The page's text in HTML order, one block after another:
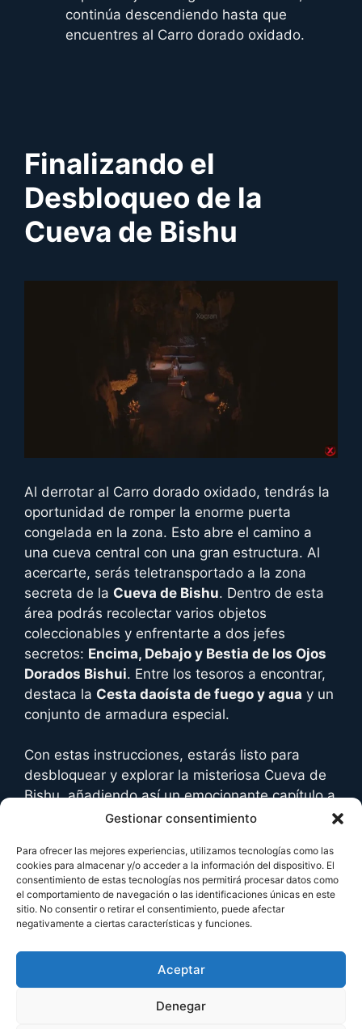
Gestionar consentimiento
Para ofrecer las mejores experiencias, utilizamos tecnologías como las
cookies para almacenar y/o acceder a la información del dispositivo. El
consentimiento de estas tecnologías nos permitirá procesar datos como
el comportamiento de navegación o las identificaciones únicas en este
sitio. No consentir o retirar el consentimiento, puede afectar
negativamente a ciertas características y funciones.
Aceptar
Denegar
continúa descendiendo hasta que
encuentres al Carro dorado oxidado.
Finalizando el
Desbloqueo de la
Cueva de Bishu
Al derrotar al Carro dorado oxidado, tendrás la
oportunidad de romper la enorme puerta
congelada en la zona. Esto abre el camino a
una cueva central con una gran estructura. Al
acercarte, serás teletransportado a la zona
secreta de la Cueva de Bishu. Dentro de esta
área podrás recolectar varios objetos
coleccionables y enfrentarte a dos jefes
secretos: Encima, Debajo y Bestia de los Ojos
Dorados Bishui. Entre los tesoros a encontrar,
destaca la Cesta daoísta de fuego y agua y un
conjunto de armadura especial.
Con estas instrucciones, estarás listo para
desbloquear y explorar la misteriosa Cueva de
Bishu, añadiendo así un emocionante capítulo a
tu aventura en «Black Myth: Wukong
No te pierdas